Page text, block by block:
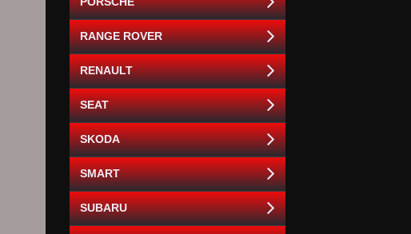
RANGE ROVER
RENAULT
SEAT
SKODA
SMART
SUBARU